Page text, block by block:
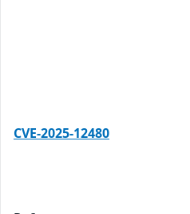
CVE-2025-12480